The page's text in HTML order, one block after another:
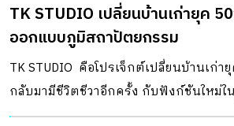
TK STUDIO เปลี่ยนบ้านเก่ายุค
ออกแบบภูมิสถาปัตยกรรม
TK STUDIO คือโปรเจ็กต์เปลี่ยนบ้านเก่า
กลับมามีชีวิตชีวาอีกครั้ง กับฟังก์ชันใหม่
ออกแบบภูมิสถาปัตยกรรม